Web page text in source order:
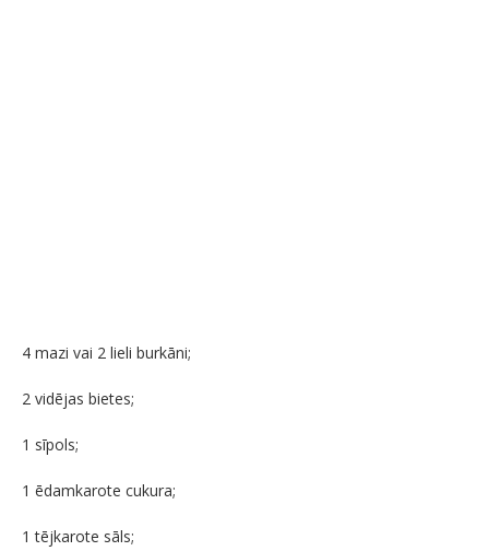
4 mazi vai 2 lieli burkāni;
2 vidējas bietes;
1 sīpols;
1 ēdamkarote cukura;
1 tējkarote sāls;